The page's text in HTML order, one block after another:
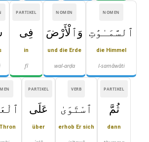
NOMEN
ٱلسَّمَـٰوَٰتِ
die Himmel
l-samāwāti
NOMEN
وَٱلْأَرْضَ
und die Erde
wal-arḍa
PARTIKEL
فِى
in
fī
PARTIKEL
ثُمَّ
dann
VERB
ٱسْتَوَىٰ
erhob Er sich
PARTIKEL
عَلَى
über